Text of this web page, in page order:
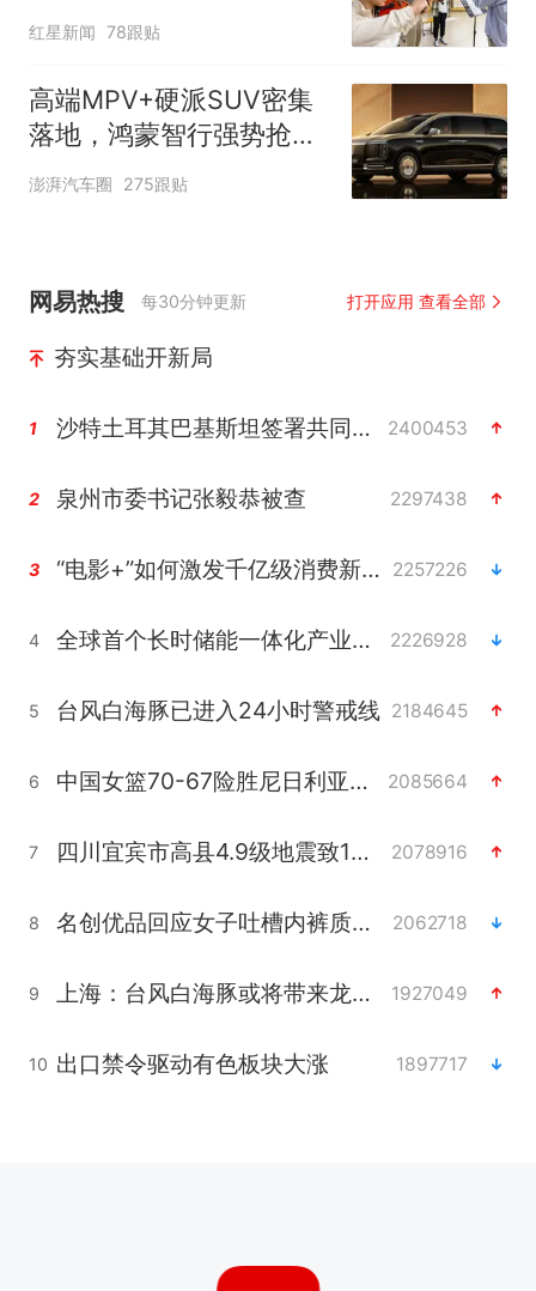
“如何策划晚会” 专家：遏
红星新闻 78跟贴
高端MPV+硬派SUV密集
落地，鸿蒙智行强势抢占
自主高端市场制高点
澎湃汽车圈 275跟贴
网易热搜 每30分钟更新 打开应用 查看全部
夯实基础开新局
1 沙特土耳其巴基斯坦签署共同防务协议 2400453
2 泉州市委书记张毅恭被查 2297438
3 “电影+”如何激发千亿级消费新活力？ 2257226
4 全球首个长时储能一体化产业园量产 2226928
5 台风白海豚已进入24小时警戒线 2184645
6 中国女篮70-67险胜尼日利亚女篮 2085664
7 四川宜宾市高县4.9级地震致1人死亡 2078916
8 名创优品回应女子吐槽内裤质量差 2062718
9 上海：台风白海豚或将带来龙卷风 1927049
10 出口禁令驱动有色板块大涨 1897717